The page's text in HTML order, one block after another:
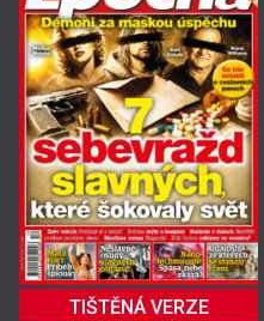
TIŠTĚNÁ VERZE